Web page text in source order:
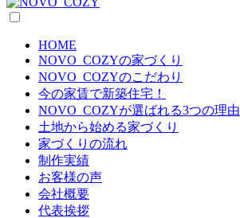
HOME
NOVO_COZYの家づくり
NOVO_COZYのこだわり
今の家賃で新築住宅！
NOVO_COZYが選ばれる3つの理由
土地から始める家づくり
家づくりの流れ
制作実績
お客様の声
会社概要
代表挨拶